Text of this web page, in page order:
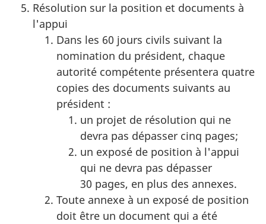
Résolution sur la position et documents à
l'appui
Dans les 60 jours civils suivant la
nomination du président, chaque
autorité compétente présentera quatre
copies des documents suivants au
président :
un projet de résolution qui ne
devra pas dépasser cinq pages;
un exposé de position à l'appui
qui ne devra pas dépasser
30 pages, en plus des annexes.
Toute annexe à un exposé de position
doit être un document qui a été